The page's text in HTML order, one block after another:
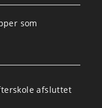
som
afsluttet